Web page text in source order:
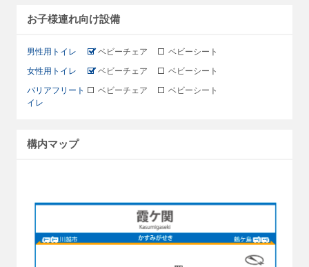
お子様連れ向け設備
男性用トイレ ベビーチェア
ベビーシート
女性用トイレ
ベビーチェア
ベビーシート
バリアフリート
イレ
ベビーチェア ベビーシート
構内マップ